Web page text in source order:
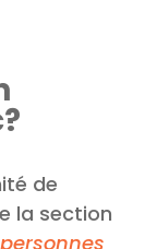
de
la section